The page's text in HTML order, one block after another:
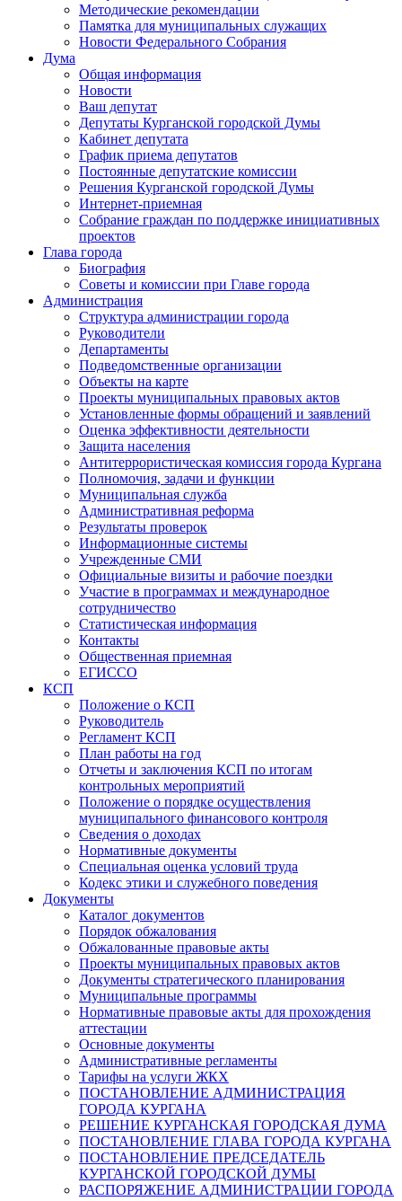
Методические рекомендации
Памятка для муниципальных служащих
Новости Федерального Cобрания
Дума
Общая информация
Новости
Ваш депутат
Депутаты Курганской городской Думы
Кабинет депутата
График приема депутатов
Постоянные депутатские комиссии
Решения Курганской городской Думы
Интернет-приемная
Собрание граждан по поддержке инициативных
проектов
Глава города
Биография
Советы и комиссии при Главе города
Администрация
Структура администрации города
Руководители
Департаменты
Подведомственные организации
Объекты на карте
Проекты муниципальных правовых актов
Установленные формы обращений и заявлений
Оценка эффективности деятельности
Защита населения
Антитеррористическая комиссия города Кургана
Полномочия, задачи и функции
Муниципальная служба
Административная реформа
Результаты проверок
Информационные системы
Учрежденные СМИ
Официальные визиты и рабочие поездки
Участие в программах и международное
сотрудничество
Статистическая информация
Контакты
Общественная приемная
ЕГИССО
КСП
Положение о КСП
Руководитель
Регламент КСП
План работы на год
Отчеты и заключения КСП по итогам
контрольных мероприятий
Положение о порядке осуществления
муниципального финансового контроля
Сведения о доходах
Нормативные документы
Специальная оценка условий труда
Кодекс этики и служебного поведения
Документы
Каталог документов
Порядок обжалования
Обжалованные правовые акты
Проекты муниципальных правовых актов
Документы стратегического планирования
Муниципальные программы
Нормативные правовые акты для прохождения
аттестации
Основные документы
Административные регламенты
Тарифы на услуги ЖКХ
ПОСТАНОВЛЕНИЕ АДМИНИСТРАЦИЯ
ГОРОДА КУРГАНА
РЕШЕНИЕ КУРГАНСКАЯ ГОРОДСКАЯ ДУМА
ПОСТАНОВЛЕНИЕ ГЛАВА ГОРОДА КУРГАНА
ПОСТАНОВЛЕНИЕ ПРЕДСЕДАТЕЛЬ
КУРГАНСКОЙ ГОРОДСКОЙ ДУМЫ
РАСПОРЯЖЕНИЕ АДМИНИСТРАЦИИ ГОРОДА